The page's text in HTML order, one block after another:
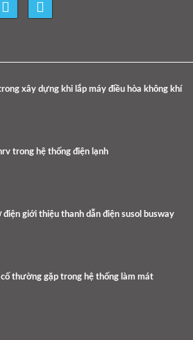
xây dựng khi lắp máy điều hòa không khí
trong hệ thống điện lạnh
điện giới thiệu thanh dẫn điện susol busway
thường gặp trong hệ thống làm mát